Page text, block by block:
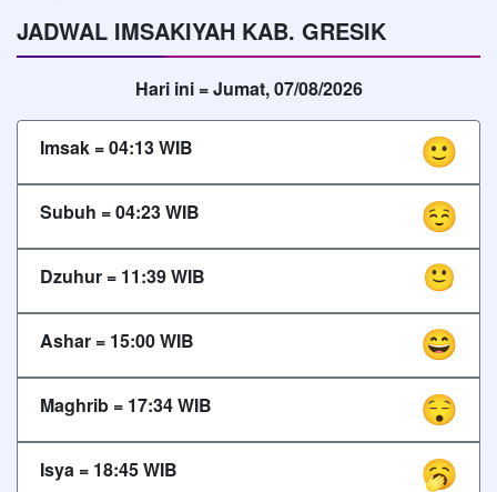
JADWAL IMSAKIYAH KAB. GRESIK
Hari ini =Jumat, 07/08/2026
Imsak =04:13WIB
Subuh =04:23WIB
Dzuhur = 11:39WIB
Ashar = 15:00WIB
Maghrib = 17:34WIB
Isya = 18:45WIB